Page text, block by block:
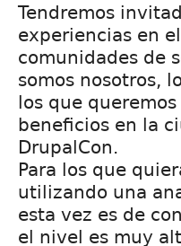
Tendremos
experiencias en
comunidades de
somos nosotros,
los que
beneficios en la
DrupalCon.
Para los que
utilizando una
esta vez es de
el nivel es muy